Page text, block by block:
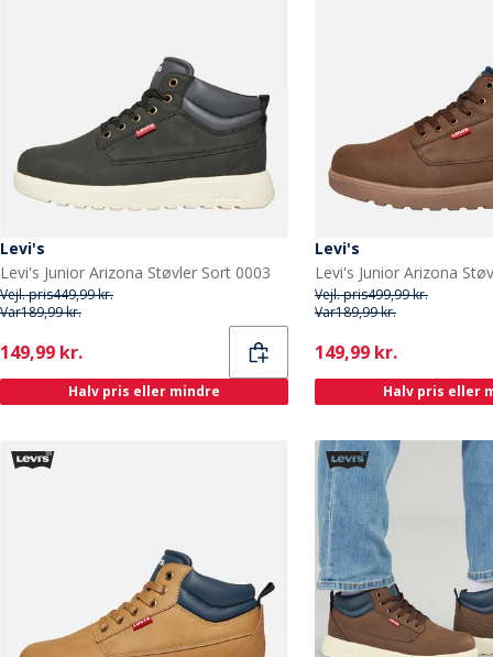
Levi's
Levi's Junior Arizona Støvler Sort 0003
Vejl. pris449,99 kr.
Var189,99 kr.
Current
149,99 kr.
Halv pris eller mindre
Levi's
Vejl. pris499,99 kr.
Var189,99 kr.
Current
149,99 kr.
Halv pris eller